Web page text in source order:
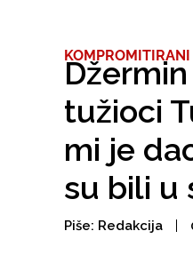
tužioci
mi je
su bili u
Piše: Redakcija